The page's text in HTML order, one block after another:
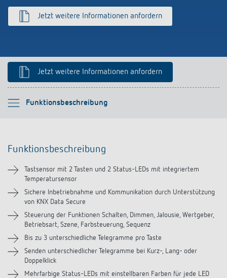
Jetzt weitere Informationen anfordern
Jetzt weitere Informationen anfordern
Funktionsbeschreibung
Bitte auswählen
Technische Informationen
Downloads
Ähnliche Produkte
Funktionsbeschreibung
Tastsensor mit 2 Tasten und 2 Status-LEDs mit integriertem
Temperatursensor
Sichere Inbetriebnahme und Kommunikation durch Unterstützung
von KNX Data Secure
Steuerung der Funktionen Schalten, Dimmen, Jalousie, Wertgeber,
Betriebsart, Szene, Farbsteuerung, Sequenz
Bis zu 3 unterschiedliche Telegramme pro Taste
Senden unterschiedlicher Telegramme bei Kurz-, Lang- oder
Doppelklick
Mehrfarbige Status-LEDs mit einstellbaren Farben für jede LED